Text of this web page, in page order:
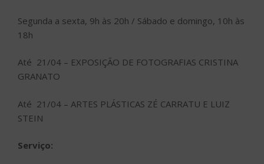
Segunda a sexta, 9h às 20h / Sábado e domingo, 10h às
18h
Até 21/04 – EXPOSIÇÃO DE FOTOGRAFIAS CRISTINA
GRANATO
Até 21/04 – ARTES PLÁSTICAS ZÉ CARRATU E LUIZ
STEIN
Serviço: